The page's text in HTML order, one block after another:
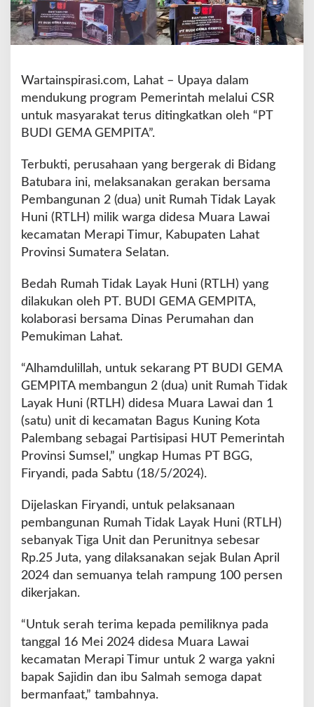
S
R
B
g
u
R
T
H
W
r
g
M
r
a
L
a
i
M
e
r
p
i
T
m
r
Wartainspirasi.com, Lahat – Upaya dalam
mendukung program Pemerintah melalui CSR
untuk masyarakat terus ditingkatkan oleh “PT
BUDI GEMA GEMPITA”.
Terbukti, perusahaan yang bergerak di Bidang
Batubara ini, melaksanakan gerakan bersama
Pembangunan 2 (dua) unit Rumah Tidak Layak
Huni (RTLH) milik warga didesa Muara Lawai
kecamatan Merapi Timur, Kabupaten Lahat
Provinsi Sumatera Selatan.
Bedah Rumah Tidak Layak Huni (RTLH) yang
dilakukan oleh PT. BUDI GEMA GEMPITA,
kolaborasi bersama Dinas Perumahan dan
Pemukiman Lahat.
“Alhamdulillah, untuk sekarang PT BUDI GEMA
GEMPITA membangun 2 (dua) unit Rumah Tidak
Layak Huni (RTLH) didesa Muara Lawai dan 1
(satu) unit di kecamatan Bagus Kuning Kota
Palembang sebagai Partisipasi HUT Pemerintah
Provinsi Sumsel,” ungkap Humas PT BGG,
Firyandi, pada Sabtu (18/5/2024).
Dijelaskan Firyandi, untuk pelaksanaan
pembangunan Rumah Tidak Layak Huni (RTLH)
sebanyak Tiga Unit dan Perunitnya sebesar
Rp.25 Juta, yang dilaksanakan sejak Bulan April
2024 dan semuanya telah rampung 100 persen
dikerjakan.
“Untuk serah terima kepada pemiliknya pada
tanggal 16 Mei 2024 didesa Muara Lawai
kecamatan Merapi Timur untuk 2 warga yakni
bapak Sajidin dan ibu Salmah semoga dapat
bermanfaat,” tambahnya.